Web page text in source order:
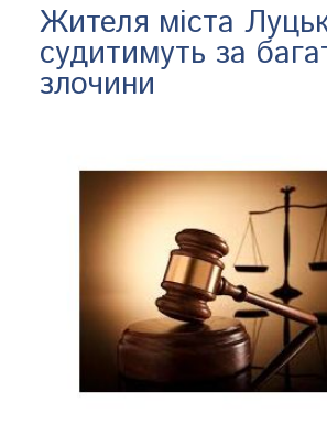
Жителя міста
судитимуть за
злочини